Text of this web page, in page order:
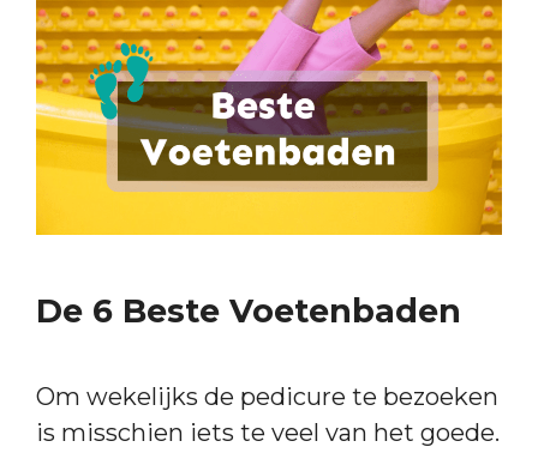
De 6 Beste Voetenbaden
Om wekelijks de pedicure te bezoeken
is misschien iets te veel van het goede.